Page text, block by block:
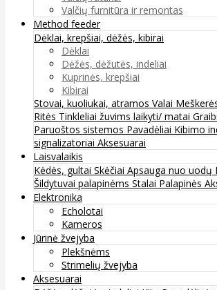
Valčių furnitūra ir remontas
Method feeder
Dėklai, krepšiai, dėžės, kibirai
Dėklai
Dėžės, dėžutės, indeliai
Kuprinės, krepšiai
Kibirai
Stovai, kuoliukai, atramos Valai
Ritės Tinkleliai žuvims laikyti/ matai
Paruoštos sistemos Pavadėliai Kibimo
signalizatoriai Aksesuarai
Laisvalaikis
Kėdės, gultai Skėčiai Apsauga nuo uodų
Šildytuvai palapinėms Stalai Palapinės
Elektronika
Echolotai
Kameros
Jūrinė žvejyba
Plekšnėms
Strimelių žvejyba
Aksesuarai